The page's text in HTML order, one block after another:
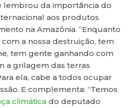
lembrou da importância do
aos produtos
na Amazônia. “Enquanto
a nossa destruição, tem
tem gente ganhando com
a grilagem das terras
ela, cabe a todos ocupar
E complementa: “Temos
climática do deputado